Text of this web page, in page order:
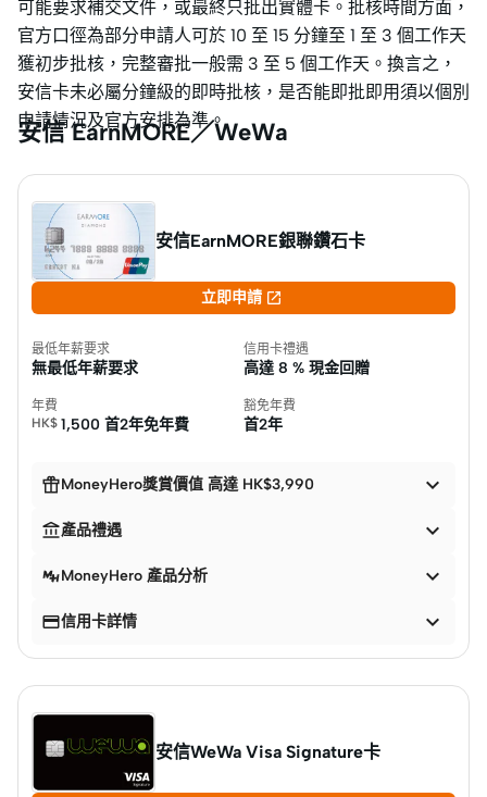
可能要求補交文件，或最終只批出實體卡。批核時間方面，
官方口徑為部分申請人可於 10 至 15 分鐘至 1 至 3 個工作天
獲初步批核，完整審批一般需 3 至 5 個工作天。換言之，
安信卡未必屬分鐘級的即時批核，是否能即批即用須以個別
申請情況及官方安排為準。
安信 EarnMORE／WeWa
安信EarnMORE銀聯鑽石卡
立即申請 
最低年薪要求
無最低年薪要求
信用卡禮遇
高達 8 % 現金回贈
年費
HK$ 1,500 首2年免年費
豁免年費
首2年
MoneyHero獎賞價值 高達 HK$3,990 
產品禮遇 
MoneyHero 產品分析 
信用卡詳情 
安信WeWa Visa Signature卡